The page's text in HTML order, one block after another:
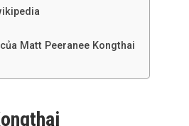
Matt Peeranee Kongthai